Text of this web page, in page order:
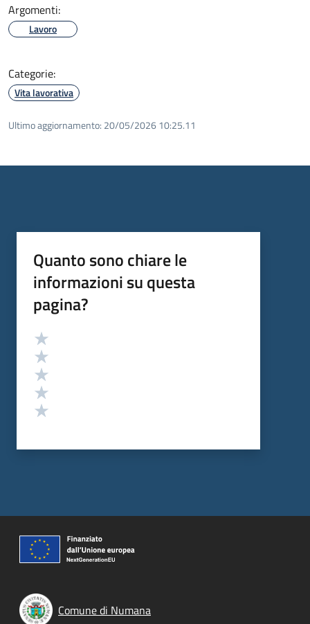
Argomenti:
Lavoro
Categorie:
Vita lavorativa
Ultimo aggiornamento: 20/05/2026 10:25.11
Quanto sono chiare le
informazioni su questa
pagina?
Valutazione
Comune di Numana